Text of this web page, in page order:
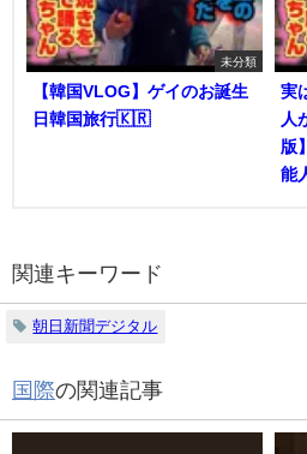
未分類
【韓国VLOG】ゲイのお誕生
日韓国旅行🇰🇷
実
人
版
能
関連キーワード
朝日新聞デジタル
国際の関連記事